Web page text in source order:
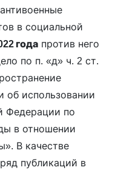
в социальной
года против него
по п. «д» ч. 2 ст.
использовании
Федерации по
в отношении
В качестве
публикаций в